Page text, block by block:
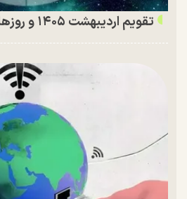
تقویم اردیبهشت ۱۴۰۵ و روز‌های تعطیل این ماه